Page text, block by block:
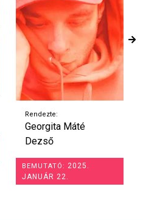
Rendezte:
Georgita Máté
Dezső
BEMUTATÓ: 2025.
JANUÁR 22.